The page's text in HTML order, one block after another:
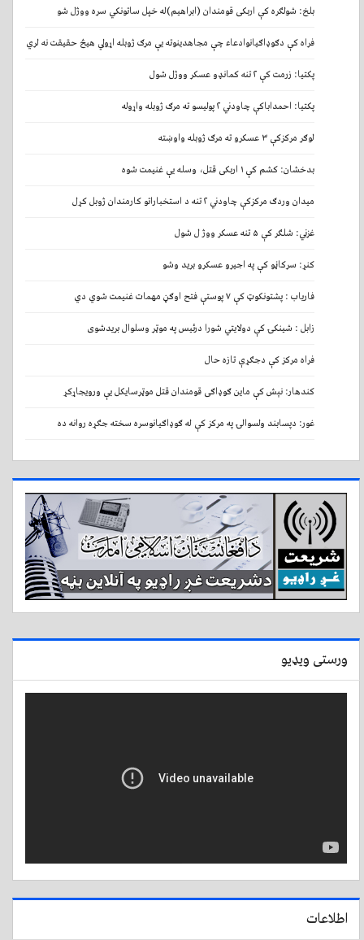
بلخ: شولګره کې اربکی قومندان (ابراهیم)له خپل ساتونکي سره ووژل شو
فراه کې دګوډاګیانوادعاء چې مجاهدینوته یې مرګ ژوبله اړولي هیڅ حقیقت نه لري
پکتیا: زرمت کې ۲ تنه کمانډو عسکر ووژل شول
پکتیا: احمداباکې چاودني ۲ پولیسو ته مرګ ژوبله واړوله
لوګر مرکزکې ۳ عسکرو ته مرګ ژوبله واوښته
بدخشان: کشم کې ۱ اربکی قتل، وسله یې غنیمت شوه
میدان وردګ مرکزکې چاودني ۲ تنه د استخباراتو کارمندان ژوبل کړل
غزني: شلګر کې ۵ تنه عسکر ووژ ل شول
کنړ: سرکاڼو کې په اجیرو عسکرو برید وشو
فاریاب : پشتونکوټ کې ۷ پوستې فتح اوګڼ مهمات غنیمت شوي دي
زابل : شینکۍ کې دولایتي شورا درئیس په موټر وسلوال بریدشوی
فراه مرکز کې دجګړې تازه حال
کندهار: نېش کې ماین ګوډاګی قومندان قتل موټرسایکل یې ورویجاړکړ
غور: دپسابند ولسوالۍ په مرکز کې له ګوډاګیانوسره سخته جګړه روانه ده
ورستی ویډیو
اطلاعات